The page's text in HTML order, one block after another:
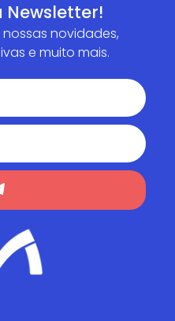
Newsletter!
novidades,
e muito mais.